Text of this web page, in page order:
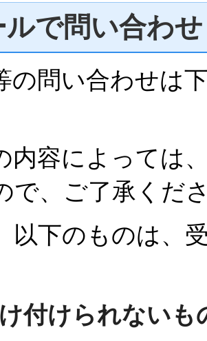
ルで問い合わせ
の問い合わせは
内容によっては
で、ご了承くだ
以下のものは、
け付けられないも